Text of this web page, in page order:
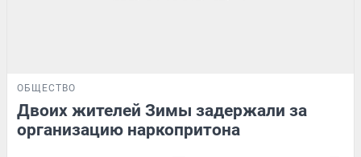
ОБЩЕСТВО
Двоих жителей Зимы задержали за
организацию наркопритона